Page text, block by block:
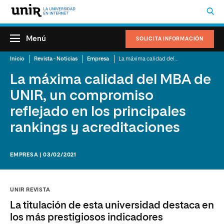
SOLICITA INFORMACIÓN
Menú
Inicio Revista - Noticias Empresa
La máxima calidad del MBA de
UNIR, un compromiso
reflejado en los principales
rankings y acreditaciones
EMPRESA | 03/02/2021
UNIR REVISTA
La titulación de esta universidad destaca en
los más prestigiosos indicadores